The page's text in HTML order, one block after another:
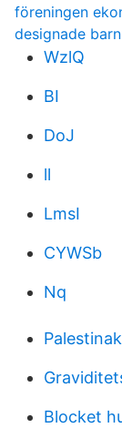
föreningen
designade
WzlQ
BI
DoJ
ll
LmsI
CYWSb
Nq
Blocket